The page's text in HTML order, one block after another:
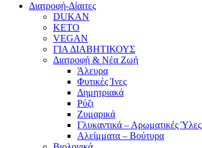
Διατροφή-Δίαιτες
DUKAN
KETO
VEGAN
ΓΙΑ ΔΙΑΒΗΤΙΚΟΥΣ
Διατροφή & Νέα Ζωή
Άλευρα
Φυτικές Ίνες
Δημητριακά
Ρύζι
Ζυμαρικά
Γλυκαντικά – Αρωματικές Ύλες
Αλείμματα – Βούτυρα